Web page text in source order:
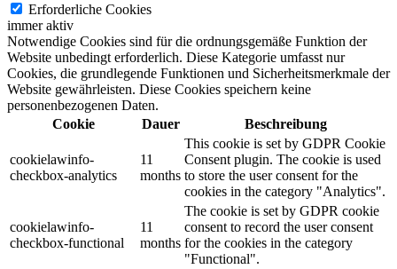
Erforderliche Cookies
immer aktiv
Notwendige Cookies sind für die ordnungsgemäße Funktion der
Website unbedingt erforderlich. Diese Kategorie umfasst nur
Cookies, die grundlegende Funktionen und Sicherheitsmerkmale der
Website gewährleisten. Diese Cookies speichern keine
personenbezogenen Daten.
Cookie
Dauer Beschreibung
cookielawinfo-
checkbox-analytics
11
months
This cookie is set by GDPR Cookie
Consent plugin. The cookie is used
to store the user consent for the
cookies in the category "Analytics".
cookielawinfo-
checkbox-functional
11
months
The cookie is set by GDPR cookie
consent to record the user consent
for the cookies in the category
"Functional".